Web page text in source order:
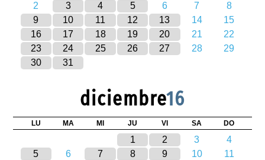
2
3 4 5 6 7
8
9
10 11 12 13 14
15
16
17 18 19 20 21
22
23
24 25 26 27 28
29
30
31
diciembre16
LU MA MI JU VI SA DO
1 2 3
4
5
6 7 8 9 10
11